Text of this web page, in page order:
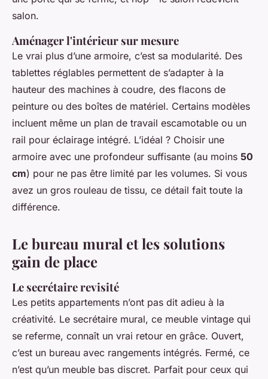
salon.
Aménager l'intérieur sur mesure
Le vrai plus d’une armoire, c’est sa modularité. Des
tablettes réglables permettent de s’adapter à la
hauteur des machines à coudre, des flacons de
peinture ou des boîtes de matériel. Certains modèles
incluent même un plan de travail escamotable ou un
rail pour éclairage intégré. L’idéal ? Choisir une
armoire avec une profondeur suffisante (au moins 50
cm) pour ne pas être limité par les volumes. Si vous
avez un gros rouleau de tissu, ce détail fait toute la
différence.
Le bureau mural et les solutions
gain de place
Le secrétaire revisité
Les petits appartements n’ont pas dit adieu à la
créativité. Le secrétaire mural, ce meuble vintage qui
se referme, connaît un vrai retour en grâce. Ouvert,
c’est un bureau avec rangements intégrés. Fermé, ce
n’est qu’un meuble bas discret. Parfait pour ceux qui